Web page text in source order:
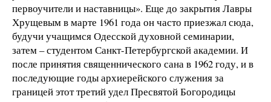
первоучители и наставницы». Еще до закрытия Лавры
Хрущевым в марте 1961 года он часто приезжал сюда,
будучи учащимся Одесской духовной семинарии,
затем – студентом Санкт-Петербургской академии. И
после принятия священнического сана в 1962 году, и в
последующие годы архиерейского служения за
границей этот третий удел Пресвятой Богородицы